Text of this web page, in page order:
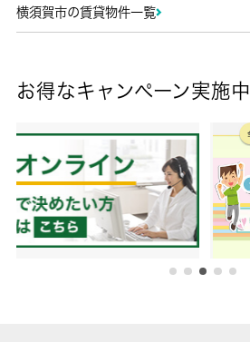
横須賀市の賃貸物件一覧
お得なキャンペーン実施中